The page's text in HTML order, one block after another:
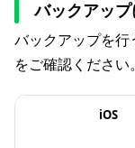
バックアッ
バックアップを
をご確認ください。
iOS